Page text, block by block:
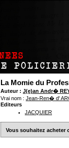
La Momie du
Auteur : J(e)an Andr�
Vrai nom : Jean-Ren� d'
Editeurs
JACQUIER
Vous souhaitez acheter